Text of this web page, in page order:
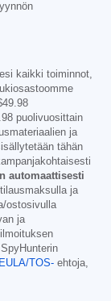
kaikki toiminnot,
puolivuosittain
ja
tähän
automaattisesti
ja
ostosivulla
ja
EULA/TOS- ehtoja,